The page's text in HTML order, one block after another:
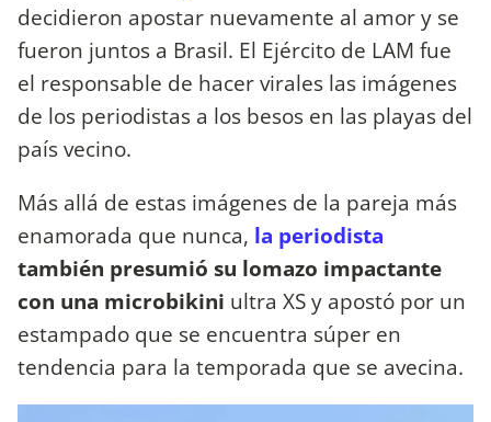
decidieron apostar nuevamente al amor y se
fueron juntos a Brasil. El Ejército de LAM fue
el responsable de hacer virales las imágenes
de los periodistas a los besos en las playas del
país vecino.
Más allá de estas imágenes de la pareja más
enamorada que nunca, la periodista
también presumió su lomazo impactante
con una microbikini ultra XS y apostó por un
estampado que se encuentra súper en
tendencia para la temporada que se avecina.